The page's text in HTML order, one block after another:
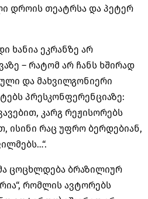
დროის თეატრსა და პეტერ
ხანია ეკრანზე არ
– რატომ არ ჩანს ხშირად
და მახვილგონიერი
პრესკონფერენციაზე:
კარგ რეჟისორებს
ისინი რაც უფრო ბერდებიან,
ცოცხლდება ბრაზილიურ
რომლის ავტორებს